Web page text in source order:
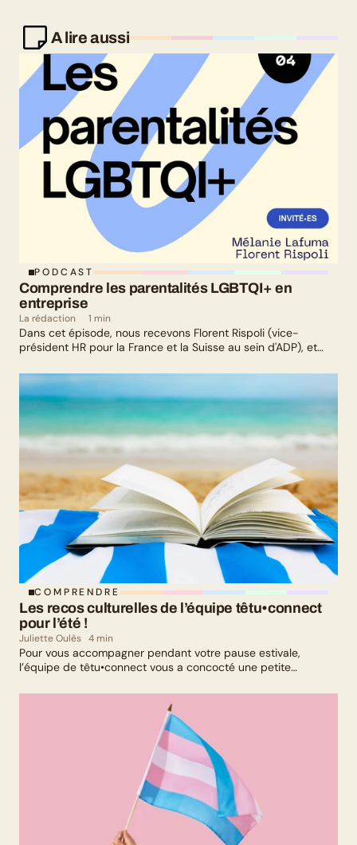
A lire aussi
PODCAST
Comprendre les parentalités LGBTQI+ en
entreprise
La rédaction 1 min
Dans cet épisode, nous recevons Florent Rispoli (vice-
président HR pour la France et la Suisse au sein d'ADP), et
leurs parcours de parents LGBTQ+.
COMPRENDRE
Les recos culturelles de l’équipe têtu•connect
pour l’été !
Juliette Oulès 4 min
Pour vous accompagner pendant votre pause estivale,
l’équipe de têtu•connect vous a concocté une petite
culturelle : il y en a pour tous les goûts !